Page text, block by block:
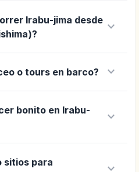
Irabu-jima desde keyboard_arrow_down
o tours en barco? keyboard_arrow_down
bonito en Irabu-
keyboard_arrow_down
sitios para